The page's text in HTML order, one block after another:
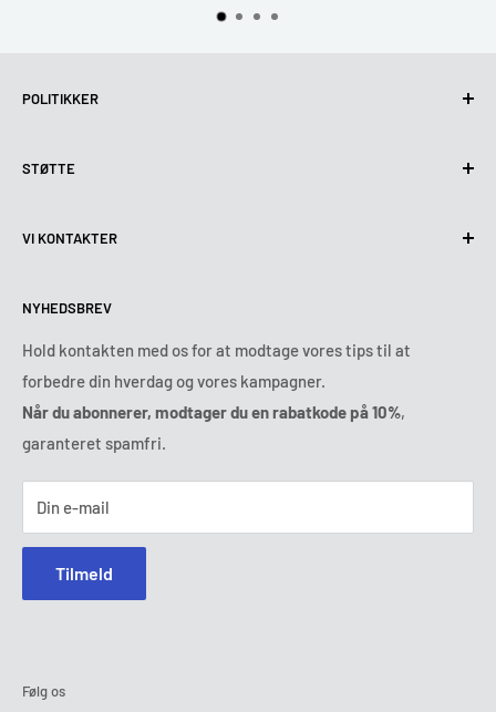
POLITIKKER
Brug af cookies (GDPR)
Leveringsbetingelser
Betalingsbetingelser
Vilkår og betingelser for abonnementet
STØTTE
Kontakt os
Juridisk meddelelse
FAQ
Onlinetvistbilæggelse
Ozerty holder dig sikker
VI KONTAKTER
Tirsdag:9:00 - 18:00
Onsdag:
9:00 - 18:00
Torsdag:
9:00 - 18:00
Fredag: 9:00 - 18:00
Lørdag - Søndag: lukket
E-mail:
kontakt@ozerty-danmark.com
NYHEDSBREV
Hold kontakten med os for at modtage vores tips til at
forbedre din hverdag og vores kampagner.
Når du abonnerer, modtager du en rabatkode på 10%,
garanteret spamfri.
Din e-mail
Tilmeld
Følg os